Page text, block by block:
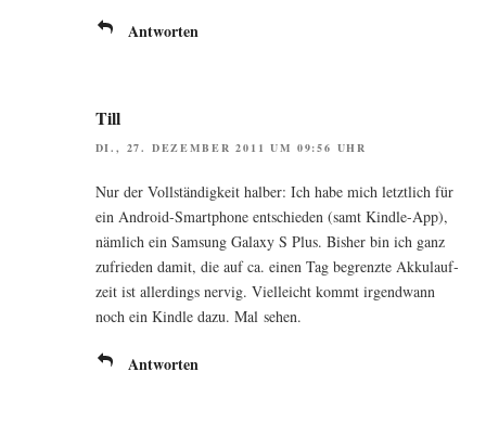
Antworten
Till
DI., 27. DEZEMBER 2011 UM 09:56 UHR
Nur der Voll­stän­dig­keit hal­ber: Ich habe mich letzt­lich für
ein Android-Smart­phone ent­schie­den (samt Kind­le-App),
näm­lich ein Sam­sung Gala­xy S Plus. Bis­her bin ich ganz
zufrie­den damit, die auf ca. einen Tag begrenz­te Akku­lauf­
zeit ist aller­dings ner­vig. Viel­leicht kommt irgend­wann
noch ein Kind­le dazu. Mal sehen.
Antworten